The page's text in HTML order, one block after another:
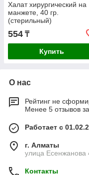
Халат хирургический на
манжете, 40 гр.
(стерильный)
554 ₸
Купить
О нас
Рейтинг не
Менее 5 отзывов
Работает с
г. Алматы
улица Есенжанова
Контакты